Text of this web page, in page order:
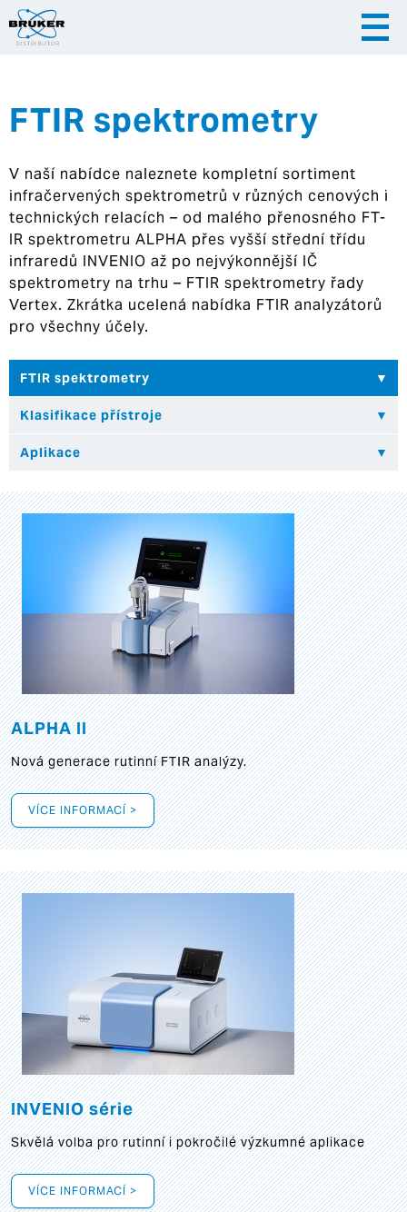
Slovenija
|
Hrvatska
FTIR spektrometry
V naší nabídce naleznete kompletní sortiment
infračervených spektrometrů v různých cenových i
technických relacích – od malého přenosného FT-
IR spektrometru ALPHA přes vyšší střední třídu
infraredů INVENIO až po nejvýkonnější IČ
spektrometry na trhu – FTIR spektrometry řady
Vertex. Zkrátka ucelená nabídka FTIR analyzátorů
pro všechny účely.
ALPHA II
Nová generace rutinní FTIR analýzy.
VÍCE INFORMACÍ >
INVENIO série
Skvělá volba pro rutinní i pokročilé výzkumné aplikace
VÍCE INFORMACÍ >